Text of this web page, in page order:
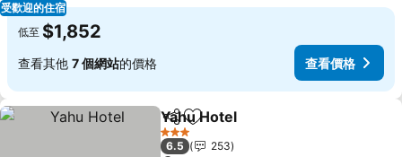
受歡迎的住宿
低至 $1,852
查看其他 7 個網站的價格 查看價格
分享 加入我的最愛
Yahu Hotel
3 星級
6.5
253